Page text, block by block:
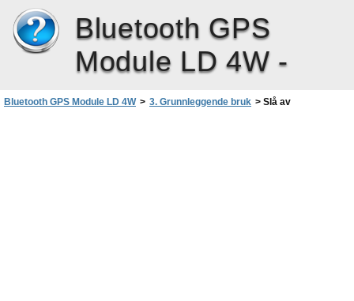
Bluetooth GPS
Module LD 4W -
Bluetooth GPS Module LD 4W > 3. Grunnleggende bruk > Slå av